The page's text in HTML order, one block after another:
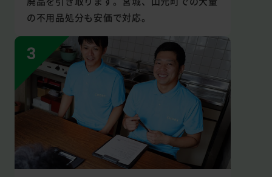
の不用品処分も安価で対応。